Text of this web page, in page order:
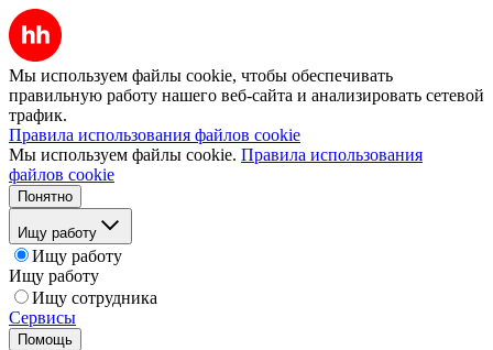
Мы используем файлы cookie, чтобы обеспечивать
правильную работу нашего веб-сайта и анализировать сетевой
трафик.
Правила использования файлов cookie
Мы используем файлы cookie. Правила использования
файлов cookie
Понятно
Ищу работу
Ищу работу
Ищу работу
Ищу сотрудника
Сервисы
Помощь